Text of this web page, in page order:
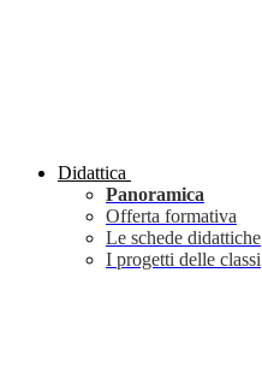
Didattica
Panoramica
Offerta formativa
Le schede didattiche
I progetti delle classi